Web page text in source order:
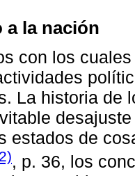
a la nación
con los
La historia de
estados de
, p. 36, los